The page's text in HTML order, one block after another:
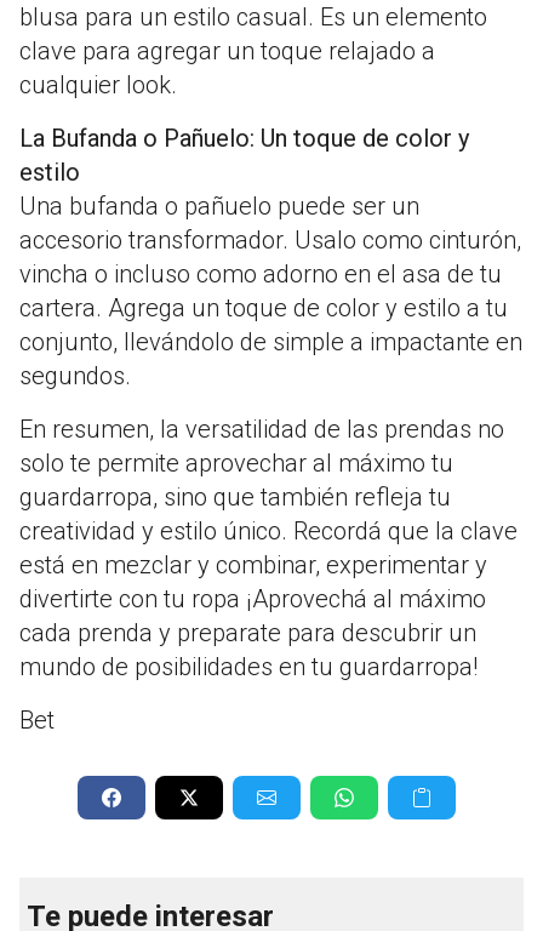
blusa para un estilo casual. Es un elemento
clave para agregar un toque relajado a
cualquier look.
La Bufanda o Pañuelo: Un toque de color y
estilo
Una bufanda o pañuelo puede ser un
accesorio transformador. Usalo como cinturón,
vincha o incluso como adorno en el asa de tu
cartera. Agrega un toque de color y estilo a tu
conjunto, llevándolo de simple a impactante en
segundos.
En resumen, la versatilidad de las prendas no
solo te permite aprovechar al máximo tu
guardarropa, sino que también refleja tu
creatividad y estilo único. Recordá que la clave
está en mezclar y combinar, experimentar y
divertirte con tu ropa ¡Aprovechá al máximo
cada prenda y preparate para descubrir un
mundo de posibilidades en tu guardarropa!
Bet
Te puede interesar